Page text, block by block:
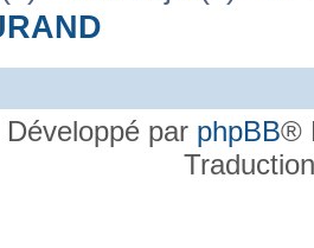
Développé par phpBB®